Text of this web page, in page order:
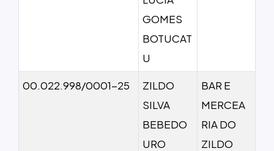
GOMES
BOTUCAT
U
00.022.998/0001-25
ZILDO
SILVA
BEBEDO
URO
BAR E
MERCEA
RIA DO
ZILDO